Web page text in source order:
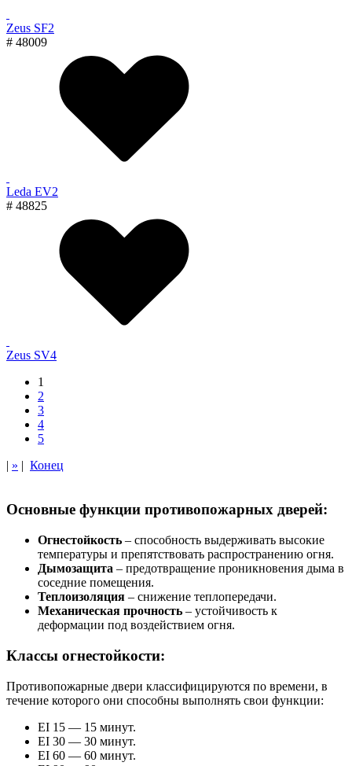
Zeus SF2
# 48009
Leda EV2
# 48825
Zeus SV4
1
2
3
4
5
| » | Конец
Основные функции противопожарных дверей:
Огнестойкость – способность выдерживать высокие
температуры и препятствовать распространению огня.
Дымозащита – предотвращение проникновения дыма в
соседние помещения.
Теплоизоляция – снижение теплопередачи.
Механическая прочность – устойчивость к
деформации под воздействием огня.
Классы огнестойкости:
Противопожарные двери классифицируются по времени, в
течение которого они способны выполнять свои функции:
EI 15 — 15 минут.
EI 30 — 30 минут.
EI 60 — 60 минут.